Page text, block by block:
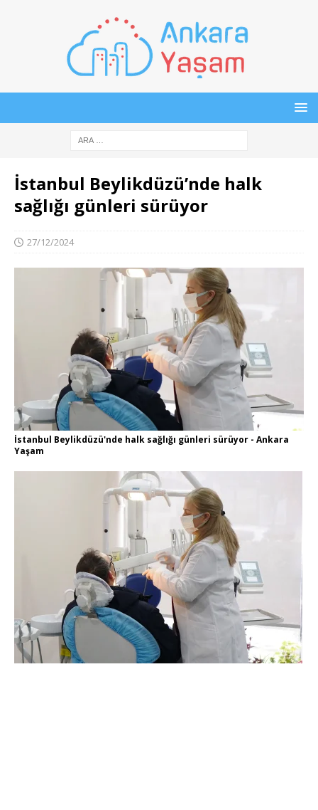
İstanbul Beylikdüzü’nde halk
sağlığı günleri sürüyor
27/12/2024
İstanbul Beylikdüzü'nde halk sağlığı günleri sürüyor - Ankara
Yaşam